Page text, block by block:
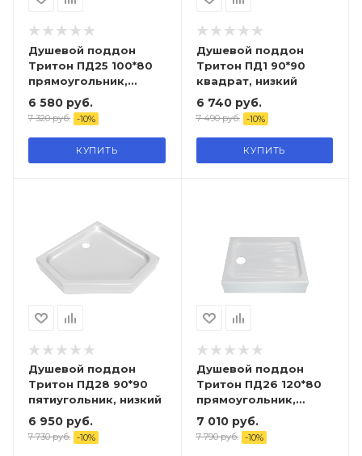
Душевой поддон
Тритон ПД25 100*80
прямоугольник,
низкий
6 580 руб.
7 320руб. -10%
КУПИТЬ
Душевой поддон
Тритон ПД1 90*90
квадрат, низкий
6 740руб.
7 490руб. -10%
КУПИТЬ
Душевой поддон
Тритон ПД28 90*90
пятиугольник, низкий
6 950 руб.
7 730руб. -10%
Душевой поддон
Тритон ПД26 120*80
прямоугольник,
низкий
7 010руб.
7 790руб. -10%